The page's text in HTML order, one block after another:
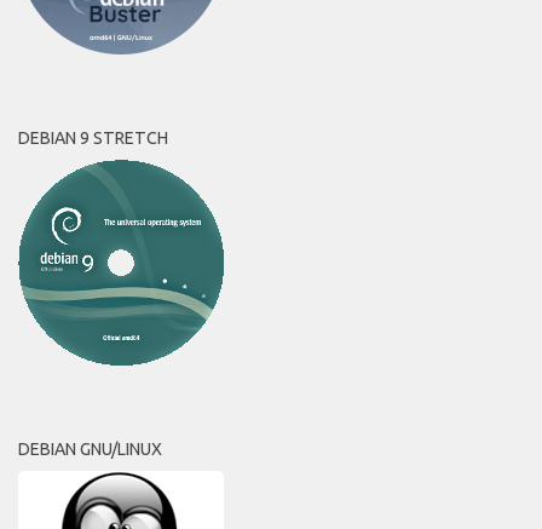
DEBIAN 9 STRETCH
DEBIAN GNU/LINUX